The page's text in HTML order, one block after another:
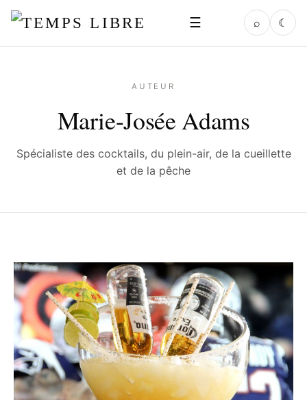
☰ ⌕ ☾
AUTEUR
Marie-Josée Adams
Spécialiste des cocktails, du plein-air, de la cueillette
et de la pêche